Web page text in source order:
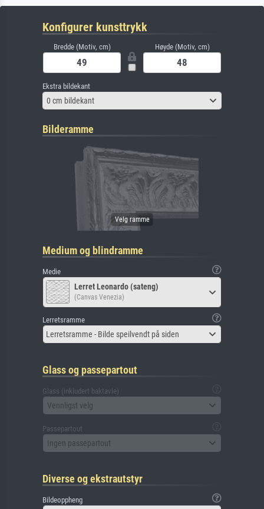
Konfigurer kunsttrykk
Bredde (Motiv, cm) Høyde (Motiv, cm)
Ekstra bildekant
0 cm bildekant
Bilderamme
Medium og blindramme
Medie
Lerret Leonardo (sateng)
(Canvas Venezia)
Lerretsramme
Lerretsramme - Bilde speilvendt på siden
Glass og passepartout
Glass (inkludert baktavle)
Vennligst velg
Passepartout
Ingen passepartout
Diverse og ekstrautstyr
Bildeoppheng